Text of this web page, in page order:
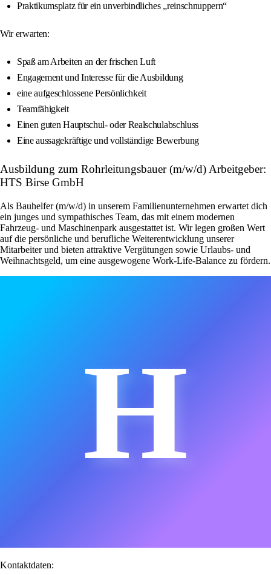
Praktikumsplatz für ein unverbindliches „reinschnuppern“
Wir erwarten:
Spaß am Arbeiten an der frischen Luft
Engagement und Interesse für die Ausbildung
eine aufgeschlossene Persönlichkeit
Teamfähigkeit
Einen guten Hauptschul- oder Realschulabschluss
Eine aussagekräftige und vollständige Bewerbung
Ausbildung zum Rohrleitungsbauer (m/w/d) Arbeitgeber:
HTS Birse GmbH
Als Bauhelfer (m/w/d) in unserem Familienunternehmen erwartet dich
ein junges und sympathisches Team, das mit einem modernen
Fahrzeug- und Maschinenpark ausgestattet ist. Wir legen großen Wert
auf die persönliche und berufliche Weiterentwicklung unserer
Mitarbeiter und bieten attraktive Vergütungen sowie Urlaubs- und
Weihnachtsgeld, um eine ausgewogene Work-Life-Balance zu fördern.
H
Kontaktdaten: